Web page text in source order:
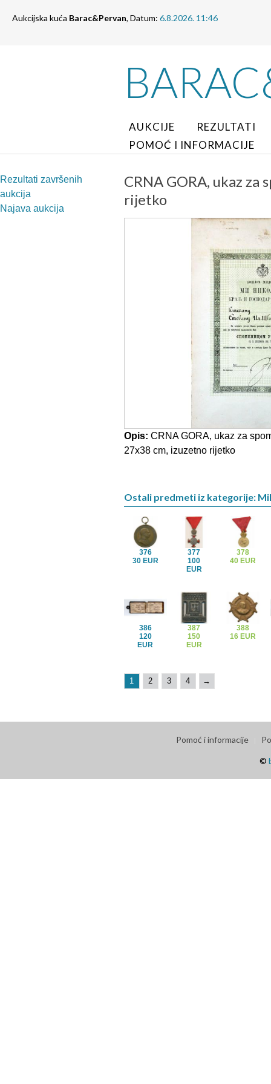
Aukcijska kuća Barac&Pervan, Datum: 6.8.2026. 11:46
AUKCIJE
REZULTATI
POMOĆ I INFORMACIJE
Rezultati završenih
aukcija
Najava aukcija
CRNA GORA, ukaz
rijetko
Opis: CRNA GORA, ukaz za
27x38 cm, izuzetno rijetko
Ostali predmeti iz kategorije:
376
30 EUR
377
100
EUR
378
40 EUR
386
120
EUR
387
150
EUR
388
16 EUR
1 2 3 4 →
Pomoć i informacije
©